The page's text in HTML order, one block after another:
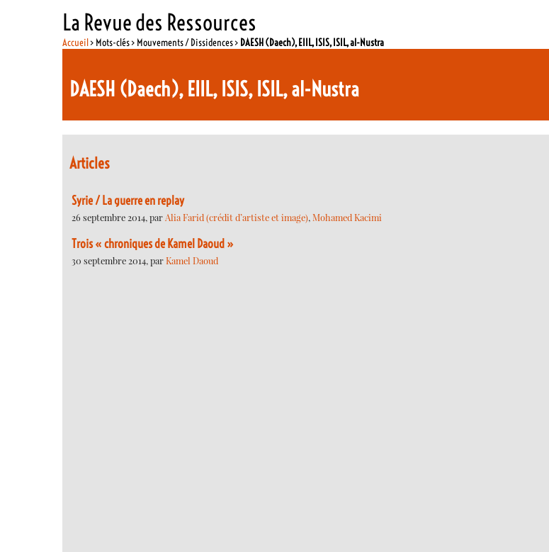
La Revue des Ressources
Accueil> Mots-clés > Mouvements / Dissidences > DAESH (Daech), EIIL, ISIS, ISIL, al-Nustra
DAESH (Daech), EIIL, ISIS, ISIL, al-Nustra
Articles
Syrie / La guerre en replay
26 septembre 2014, parAlia Farid (crédit d’artiste et image), Mohamed Kacimi
Trois « chroniques de Kamel Daoud »
30 septembre 2014, parKamel Daoud